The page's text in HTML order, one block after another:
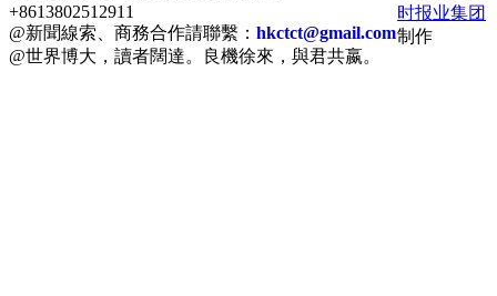
+8613802512911
@新聞線索、商務合作請聯繫： hkctct@gmail.com
@世界博大，讀者闊達。良機徐來，與君共嬴。
时报业集团
制作